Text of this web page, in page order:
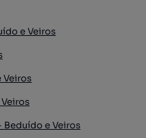
e Veiros
Veiros
Beduído e Veiros